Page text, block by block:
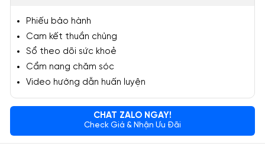
Phiếu bảo hành
Cam kết thuần chủng
Sổ theo dõi sức khoẻ
Cẩm nang chăm sóc
Video hướng dẫn huấn luyện
CHAT ZALO NGAY!
Check Giá & Nhận Ưu Đãi